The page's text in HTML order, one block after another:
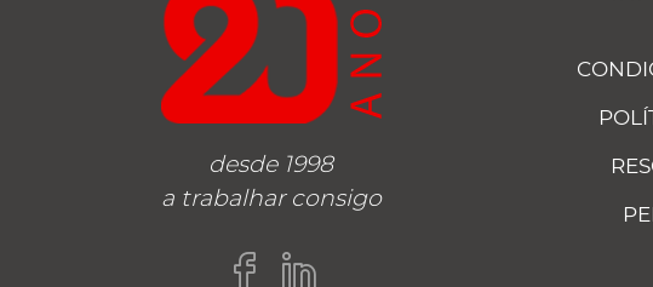
desde 1998
a trabalhar consigo